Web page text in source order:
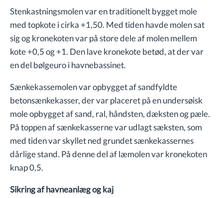
Stenkastningsmolen var en traditionelt bygget mole
med topkote i cirka +1,50. Med tiden havde molen sat
sig og kronekoten var på store dele af molen mellem
kote +0,5 og +1. Den lave kronekote betød, at der var
en del bølgeuro i havnebassinet.
Sænkekassemolen var opbygget af sandfyldte
betonsænkekasser, der var placeret på en undersøisk
mole opbygget af sand, ral, håndsten, dæksten og pæle.
På toppen af sænkekasserne var udlagt sæksten, som
med tiden var skyllet ned grundet sænkekassernes
dårlige stand. På denne del af læmolen var kronekoten
knap 0,5.
Sikring af havneanlæg og kaj